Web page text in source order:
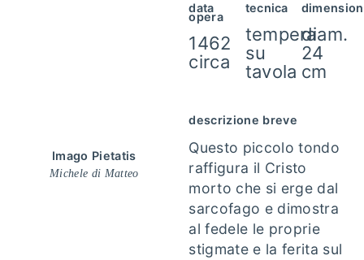
Imago Pietatis
Michele di Matteo
data
opera
1462
circa
tecnica
tempera
su
tavola
diam.
24
cm
descrizione breve
Questo piccolo tondo
raffigura il Cristo
morto che si erge dal
sarcofago e dimostra
al fedele le proprie
stigmate e la ferita sul